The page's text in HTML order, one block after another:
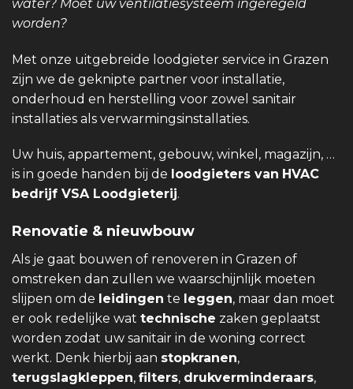
water? Moet uw ventilatiesysteem ingeregeld
worden?
Met onze uitgebreide loodgieter service in Grazen
zijn we de geknipte partner voor installatie,
onderhoud en herstelling voor zowel sanitair
installaties als verwarmingsinstallaties.
Uw huis, appartement, gebouw, winkel, magazijn, …
is in goede handen bij de loodgieters van HVAC
bedrijf VSA Loodgieterij.
Renovatie & nieuwbouw
Als je gaat bouwen of renoveren in Grazen of
omstreken dan zullen we waarschijnlijk moeten
slijpen om de leidingen te leggen, maar dan moet
er ook redelijke wat technische zaken geplaatst
worden zodat uw sanitair in de woning correct
werkt. Denk hierbij aan stopkranen,
terugslagkleppen, filters, drukverminderaars,